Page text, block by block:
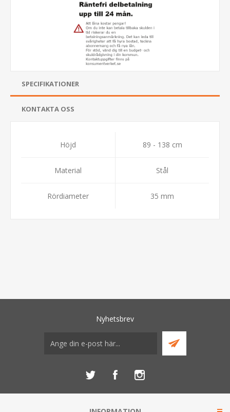
SPECIFIKATIONER
KONTAKTA OSS
Höjd 89 - 138 cm
Material Stål
Rördiameter 35 mm
Nyhetsbrev